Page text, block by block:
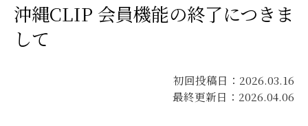
沖縄CLIP 会員機能の終了につきま
して
初回投稿日：2026.03.16
最終更新日：2026.04.06